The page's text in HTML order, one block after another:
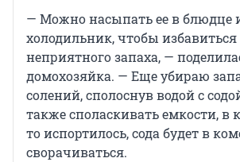
— Можно насыпать ее в блюдце
холодильник, чтобы избавиться
неприятного запаха, —
домохозяйка. — Еще убираю
солений, сполоснув водой с
также споласкивать емкости, в
то испортилось, сода будет в
сворачиваться.